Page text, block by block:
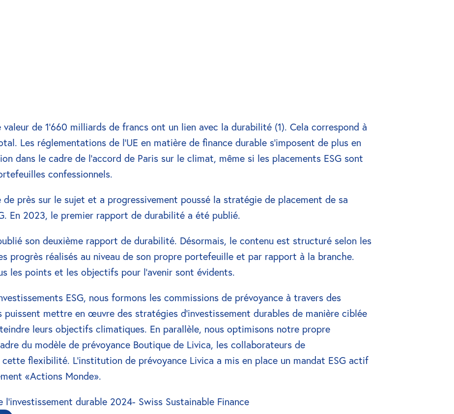
valeur de 1’660 milliards de francs ont un lien avec la durabilité (1). Cela correspond à
Les réglementations de l'UE en matière de finance durable s'imposent de plus en
dans le cadre de l'accord de Paris sur le climat, même si les placements ESG sont
confessionnels.
de près sur le sujet et a progressivement poussé la stratégie de placement de sa
En 2023, le premier rapport de durabilité a été publié.
son deuxième rapport de durabilité. Désormais, le contenu est structuré selon les
progrès réalisés au niveau de son propre portefeuille et par rapport à la branche.
les points et les objectifs pour l'avenir sont évidents.
ESG, nous formons les commissions de prévoyance à travers des
mettre en œuvre des stratégies d’investissement durables de manière ciblée
leurs objectifs climatiques. En parallèle, nous optimisons notre propre
du modèle de prévoyance Boutique de Livica, les collaborateurs de
flexibilité. L'institution de prévoyance Livica a mis en place un mandat ESG actif
«Actions Monde».
l’investissement durable 2024- Swiss Sustainable Finance